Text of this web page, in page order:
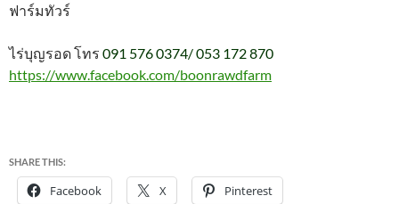
ฟาร์มทัวร์
ไร่บุญรอด โทร 091 576 0374/ 053 172 870
https://www.facebook.com/boonrawdfarm
SHARE THIS:
Facebook X Pinterest